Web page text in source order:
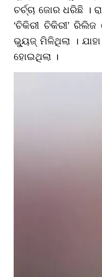
ଚର୍ଚ୍ଚା ଜୋର ଧରିଛି
‘ଚିକିରୀ ଚିକିରୀ’
ଭ୍ୟୁଜ୍ ମିଳିଥିଲା ।
ହୋଇଥିଲା ।